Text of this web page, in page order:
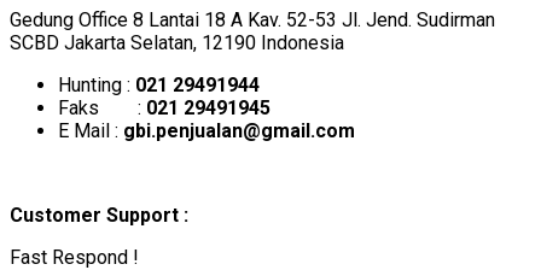
Gedung Office 8 Lantai 18 A Kav. 52-53 Jl. Jend. Sudirman
SCBD Jakarta Selatan, 12190 Indonesia
Hunting : 021 29491944
Faks : 021 29491945
E Mail : gbi.penjualan@gmail.com
Customer Support :
Fast Respond !